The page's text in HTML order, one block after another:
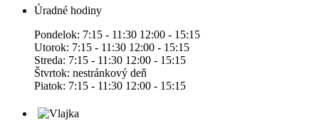
Úradné hodiny
Pondelok: 7:15 - 11:30 12:00 - 15:15
Utorok: 7:15 - 11:30 12:00 - 15:15
Streda: 7:15 - 11:30 12:00 - 15:15
Štvrtok: nestránkový deň
Piatok: 7:15 - 11:30 12:00 - 15:15